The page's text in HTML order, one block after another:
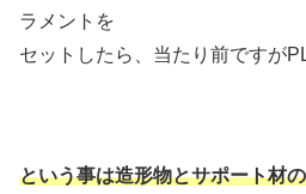
ラメントを
セットしたら、当たり前ですが
という事は造形物とサポート材